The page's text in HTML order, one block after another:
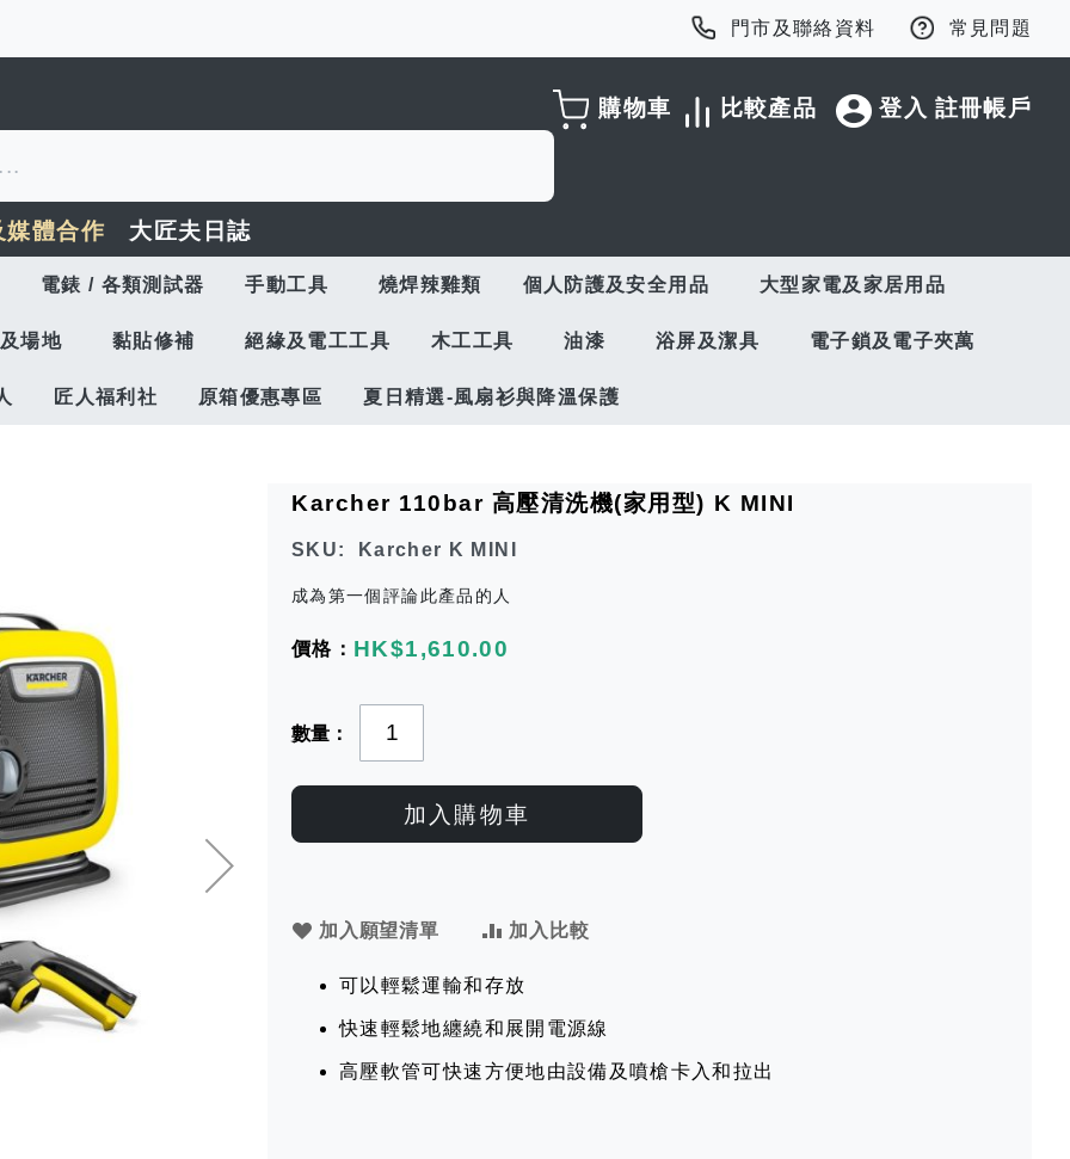
門市及聯絡資料 常見問題
登入 註冊帳戶
比較產品
購物車
體合作 大匠夫日誌
電錶 / 各類測試器 手動工具 燒焊辣雞類 個人防護及安全用品 大型家電及家居用品
場地 黏貼修補 絕緣及電工工具 木工工具 油漆 浴屏及潔具 電子鎖及電子夾萬
匠人福利社 原箱優惠專區 夏日精選-風扇衫與降溫保護
Karcher 110bar 高壓清洗機(家用型) K MINI
SKU Karcher K MINI
成為第一個評論此產品的人
HK$1,610.00
數量
加入購物車
加入願望清單 加入比較
可以輕鬆運輸和存放
快速輕鬆地纏繞和展開電源線
高壓軟管可快速方便地由設備及噴槍卡入和拉出